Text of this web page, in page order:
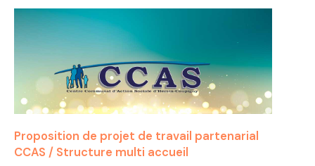
Proposition de projet de travail partenarial
CCAS / Structure multi accueil